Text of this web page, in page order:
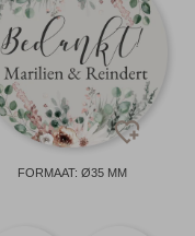
FORMAAT: Ø35 MM